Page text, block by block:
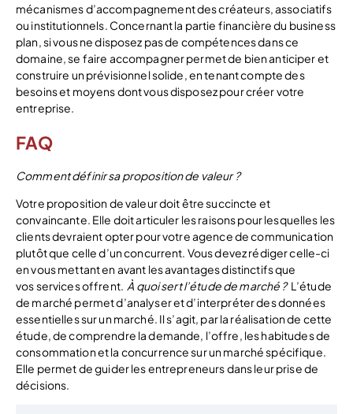
mécanismes d’accompagnement des créateurs, associatifs
ou institutionnels. Concernant la partie financière du business
plan, si vous ne disposez pas de compétences dans ce
domaine, se faire accompagner permet de bien anticiper et
construire un prévisionnel solide, en tenant compte des
besoins et moyens dont vous disposez pour créer votre
entreprise.
FAQ
Comment définir sa proposition de valeur ?
Votre proposition de valeur doit être succincte et
convaincante. Elle doit articuler les raisons pour lesquelles les
clients devraient opter pour votre agence de communication
plutôt que celle d’un concurrent. Vous devez rédiger celle-ci
en vous mettant en avant les avantages distinctifs que
vosservices offrent. À quoi sert l’étude de marché ? L’étude
de marché permet d’analyser et d’interpréter des données
essentielles sur un marché. Il s’agit, par la réalisation de cette
étude, de comprendre la demande, l’offre, les habitudes de
consommation et la concurrence sur un marché spécifique.
Elle permet de guider les entrepreneurs dans leur prise de
décisions.